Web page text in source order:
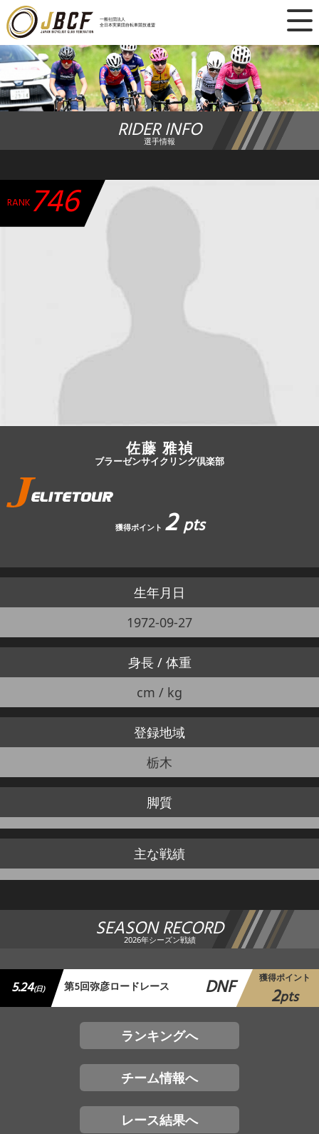
一般社団法人
全日本実業団自転車競技連盟
×
ニュース
レース日程
ランキング
チーム・選手
加盟・登録
エントリー
JBCF ROAD SERIESとは
RIDER INFO
選手情報
RANK 746
佐藤 雅禎
ブラーゼンサイクリング倶楽部
獲得ポイント 2pts
生年月日
1972-09-27
身長 / 体重
cm / kg
登録地域
栃木
脚質
主な戦績
SEASON RECORD
2026年シーズン戦績
5.24(日) 第5回弥彦ロードレース DNF 獲得ポイント
2pts
ランキングへ
チーム情報へ
レース結果へ